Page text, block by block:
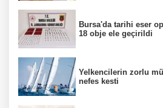
Bursa'da tarihi eser
18 obje ele geçirildi
Yelkencilerin zorlu
nefes kesti